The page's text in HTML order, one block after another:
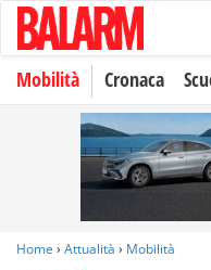
Mobilità Cronaca
Home › Attualità › Mobilità